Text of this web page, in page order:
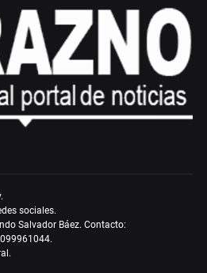
sociales.
Salvador Báez. Contacto: